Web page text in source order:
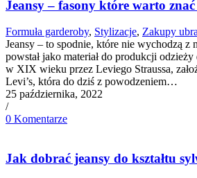
Jeansy – fasony które warto
Formuła garderoby, Stylizacje, Zakupy
Jeansy – to spodnie, które nie wychodzą z
powstał jako materiał do produkcji
w XIX wieku przez Leviego Straussa,
Levi’s, która do dziś z powodzeniem…
25 października, 2022
/
0 Komentarze
Jak dobrać jeansy do kształtu